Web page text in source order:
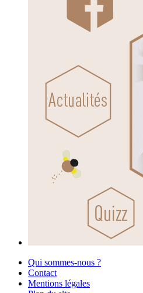
Qui sommes-nous ?
Contact
Mentions légales